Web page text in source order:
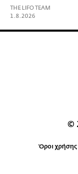
THE LIFO TEAM
1.8.2026
©
Όροι χρήσης